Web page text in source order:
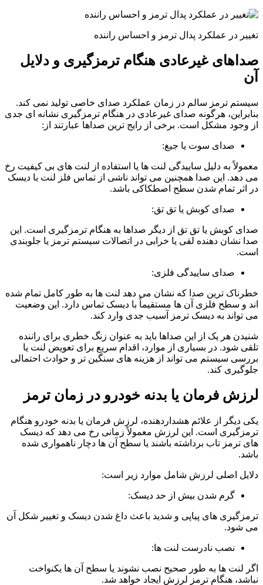
تغییر در عملکرد پدال ترمز و احساس راننده
صداهای غیرعادی هنگام ترمزگیری و دلایل
آن
سیستم ترمز سالم در زمان عملکرد صدای خاصی تولید نمی کند.
بنابراین، هرگونه صدای غیرعادی در هنگام ترمزگیری نشانه ای جدی
از وجود مشکل است. برخی از رایج ترین صداها عبارتند از:
صدای سوت یا جیغ:
معمولاً به دلیل ساییدگی لنت ها یا استفاده از لنت های بی کیفیت رخ
می دهد. این صدا همچنین می تواند ناشی از تماس فلز لنت با دیسک
در اثر تمام شدن سطح اصطکاکی باشد.
صدای کوبش یا تق تق:
صدای کوبش یا تق تق از دیگر صداها به هنگام ترمزگیری است. این
صدا نشان دهنده لقی یا خرابی در اتصالات سیستم ترمز یا جلوبندی
است.
صدای ساییدگی فلزی:
خطرناک ترین صدا که نشان می دهد لنت ها به طور کامل تمام شده
اند و سطح فلزی آن ها مستقیماً با دیسک تماس دارد. این وضعیت
می تواند به دیسک ترمز آسیب جدی وارد کند.
شنیدن هر یک از این صداها باید به عنوان زنگ خطری برای راننده
تلقی شود. در بسیاری از موارد، اقدام سریع برای تعویض لنت یا
بررسی سیستم می تواند از هزینه های سنگین تر و حوادث احتمالی
جلوگیری کند.
لرزش فرمان یا بدنه خودرو در زمان ترمز
یکی دیگر از علائم هشداردهنده، لرزش فرمان یا بدنه خودرو هنگام
ترمزگیری است. این لرزش معمولاً زمانی رخ می دهد که دیسک
های ترمز تاب برداشته باشند یا سطح آن ها دچار ناهمواری شده
باشد.
دلایل اصلی لرزش شامل موارد زیر است:
گرم شدن بیش از حد دیسک:
ترمزگیری های پیاپی و شدید باعث داغ شدن دیسک و تغییر شکل آن
می شود.
نصب نادرست لنت ها:
اگر لنت ها به طور صحیح نصب نشوند یا سطح آن ها یکنواخت
نباشد، هنگام ترمز لرزش ایجاد خواهد شد.